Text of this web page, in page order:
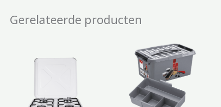
Gerelateerde producten